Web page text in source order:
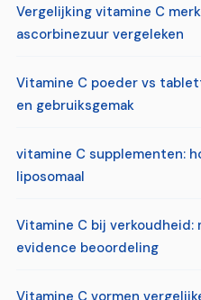
Vergelijking vitamine C
ascorbinezuur vergeleken
Vitamine C poeder vs
en gebruiksgemak
vitamine C supplementen:
liposomaal
Vitamine C bij
evidence beoordeling
Vitamine C vormen